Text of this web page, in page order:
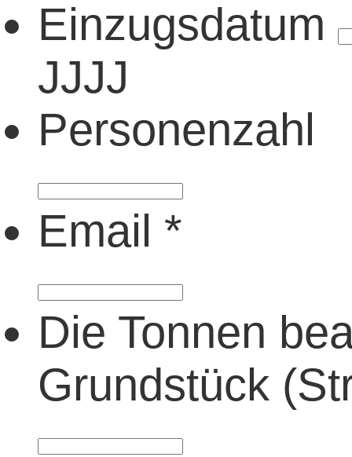
Einzugsdatum
JJJJ
Personenzahl
Email *
Die Tonnen
Grundstück